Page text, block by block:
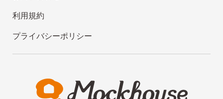
利用規約
プライバシーポリシー